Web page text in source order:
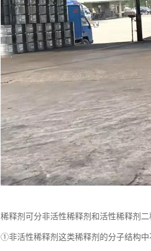
稀释剂可分非活性稀释剂和活性稀释剂二
①非活性稀释剂这类稀释剂的分子结构